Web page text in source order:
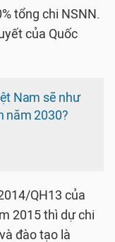
tổng chi NSNN.
của Quốc
Nam sẽ như
năm 2030?
QH13 của
2015 thì dự chi
đào tạo là